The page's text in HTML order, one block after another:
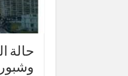
حالة